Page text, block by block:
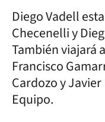
Diego Vadell
Checenelli y
También viajará
Francisco
Cardozo y
Equipo.